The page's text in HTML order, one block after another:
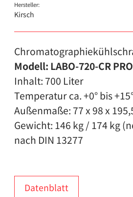
Hersteller:
Kirsch
Modell: LABO-720-CR
Inhalt: 700 Liter
Temperatur ca. +0° bis
Außenmaße: 77 x 98 x
Gewicht: 146 kg / 174 kg
nach DIN 13277
Datenblatt